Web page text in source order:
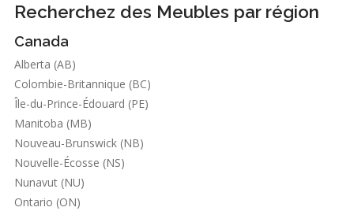
Recherchez des Meubles par région
Canada
Alberta (AB)
Colombie-Britannique (BC)
Île-du-Prince-Édouard (PE)
Manitoba (MB)
Nouveau-Brunswick (NB)
Nouvelle-Écosse (NS)
Nunavut (NU)
Ontario (ON)